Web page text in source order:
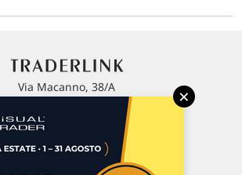
Via Macanno, 38/A
P.IVA 02 452 460 401
×